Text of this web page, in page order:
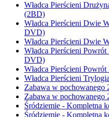
Władca Pierścieni
(2BD)
Władca Pierścieni Dwie
DVD)
Władca Pierścieni Dwie
Władca Pierścieni
DVD)
Władca Pierścieni
Władca Pierścieni
Zabawa w pochowanego
Zabawa w
Śródziemie - Kompletna
Śródziemie - Kompletna